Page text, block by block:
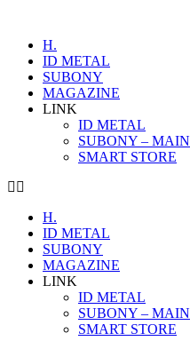
H.
ID METAL
SUBONY
MAGAZINE
LINK
ID METAL
SUBONY – MAIN
SMART STORE
H.
ID METAL
SUBONY
MAGAZINE
LINK
ID METAL
SUBONY – MAIN
SMART STORE